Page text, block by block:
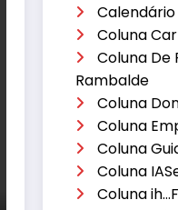
Coluna
Coluna De
Rambalde
Coluna
Coluna
Coluna
Coluna
Coluna